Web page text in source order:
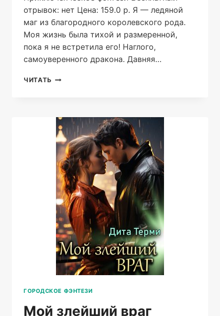
отрывок: нет Цена: 159.0 р. Я — ледяной
маг из благородного королевского рода.
Моя жизнь была тихой и размеренной,
пока я не встретила его! Наглого,
самоуверенного дракона. Давняя…
ЧИТАТЬ МОЙ
ГОРОДСКОЕ ФЭНТЕЗИ
Мой злейший враг